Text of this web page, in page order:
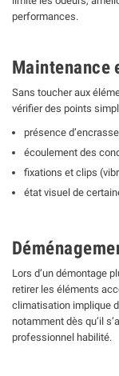
performances.
Maintenance
Sans toucher aux
vérifier des points
présence
écoulement des
fixations et clips
état visuel de
Lors d’un démontage
retirer les éléments
climatisation implique
notamment dès qu’il
professionnel habilité.